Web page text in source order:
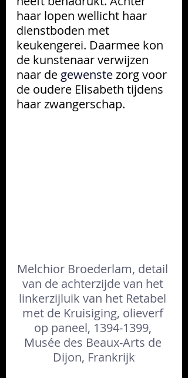
haar lopen wellicht haar
dienstboden met
keukengerei. Daarmee kon
de kunstenaar verwijzen
naar de gewenstezorg voor
de oudere Elisabeth tijdens
haar zwangerschap.
Melchior Broederlam, detail
van de achterzijde van het
linkerzijluik van het Retabel
met de Kruisiging, olieverf
op paneel, 1394-1399,
Musée des Beaux-Arts de
Dijon, Frankrijk